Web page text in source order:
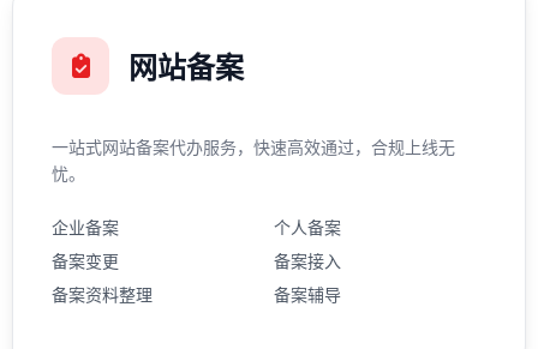
网站备案
一站式网站备案代办服务，快速高效通过，合规上线无
忧。
企业备案
个人备案
备案变更
备案接入
备案资料整理
备案辅导